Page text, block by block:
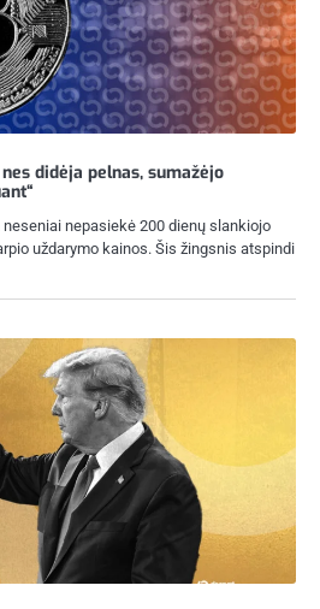
didėja pelnas, sumažėjo
nepasiekė 200 dienų slankiojo
uždarymo kainos. Šis žingsnis atspindi